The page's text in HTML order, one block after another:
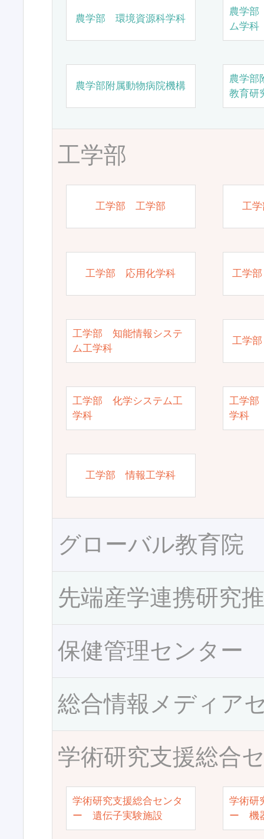
農学部 環境資源科学科
農学
ム学科
農学部附属動物病院機構
農学部
教育研
工学部
工学部 工学部 工
工学部 応用化学科 工学
工学部 知能情報システ
ム工学科
工学
工学部 化学システム工
学科
工学部
学科
工学部 情報工学科
グローバル教育院
先端産学連携研究
保健管理センター
総合情報メディア
学術研究支援総合
学術研究支援総合センタ
ー 遺伝子実験施設
学術研
ー 機